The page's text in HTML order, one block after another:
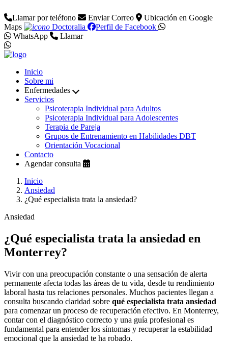
Llamar por teléfono Enviar Correo
Ubicación en Google
Maps
Doctoralia
Perfil de Facebook
WhatsApp
Llamar
Inicio
Sobre mi
Enfermedades
Servicios
Psicoterapia Individual para Adultos
Psicoterapia Individual para Adolescentes
Terapia de Pareja
Grupos de Entrenamiento en Habilidades DBT
Orientación Vocacional
Contacto
Agendar consulta
Inicio
Ansiedad
¿Qué especialista trata la ansiedad?
Ansiedad
¿Qué especialista trata la ansiedad en
Monterrey?
Vivir con una preocupación constante o una sensación de alerta
permanente afecta todas las áreas de tu vida, desde tu rendimiento
laboral hasta tus relaciones personales. Muchos pacientes llegan a
consulta buscando claridad sobre qué especialista trata ansiedad
para comenzar un proceso de recuperación efectivo. En Monterrey,
contar con el diagnóstico correcto y una guía profesional es
fundamental para entender los síntomas y recuperar la estabilidad
emocional que la ansiedad te ha robado.